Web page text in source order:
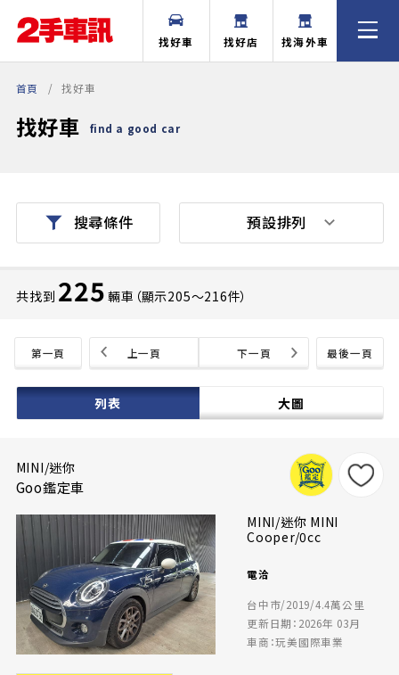
找好車 找好店 找海外車
首頁 找好車
找好車 find a good car
搜尋條件
共找到 225 輛車（顯示205〜216件）
第一頁 最後一頁
上一頁 下一頁
列表 大圖
預設排列
MINI/迷你
Goo鑑定車
MINI/迷你 MINI
Cooper/0cc
電洽
台中市/2019/4.4萬公里
更新日期：2026年 03月
車商：玩美國際車業